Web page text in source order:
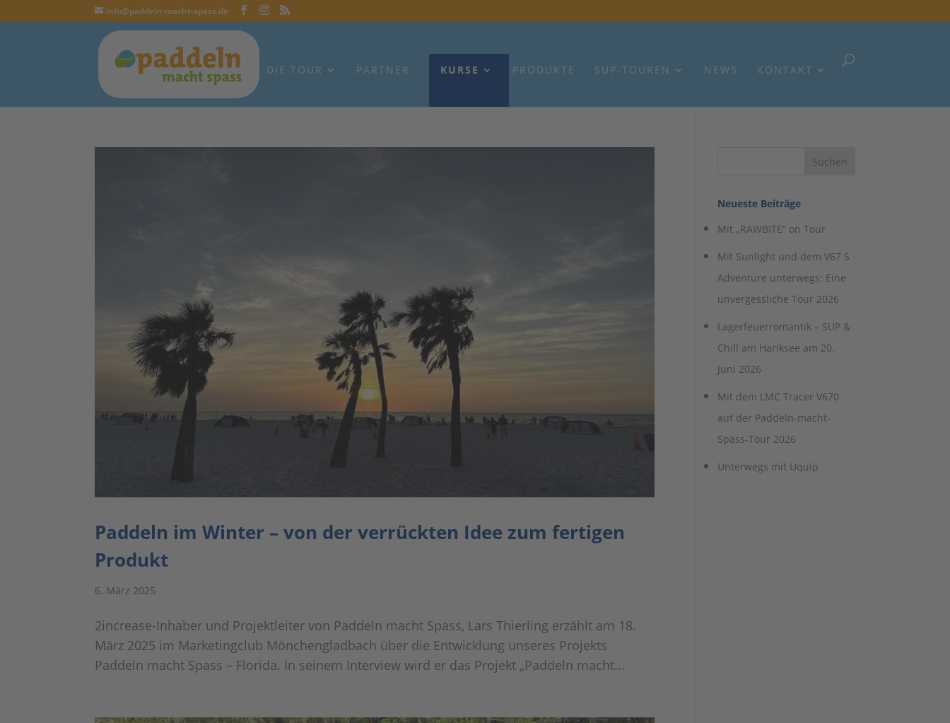
info@paddeln-macht-spass.de
DIE TOUR PARTNER KURSE PRODUKTE SUP-TOUREN NEWS KONTAKT
Paddeln im Winter – von der verrückten Idee zum fertigen
Produkt
6. März 2025
2increase-Inhaber und Projektleiter von Paddeln macht Spass, Lars Thierling erzählt am 18.
März 2025 im Marketingclub Mönchengladbach über die Entwicklung unseres Projekts
Paddeln macht Spass – Florida. In seinem Interview wird er das Projekt „Paddeln macht...
Neueste Beiträge
Mit „RAWBITE“ on Tour
Mit Sunlight und dem V67 S
Adventure unterwegs: Eine
unvergessliche Tour 2026
Lagerfeuerromantik – SUP &
Chill am Hariksee am 20.
Juni 2026
Mit dem LMC Tracer V670
auf der Paddeln-macht-
Spass-Tour 2026
Unterwegs mit Uquip